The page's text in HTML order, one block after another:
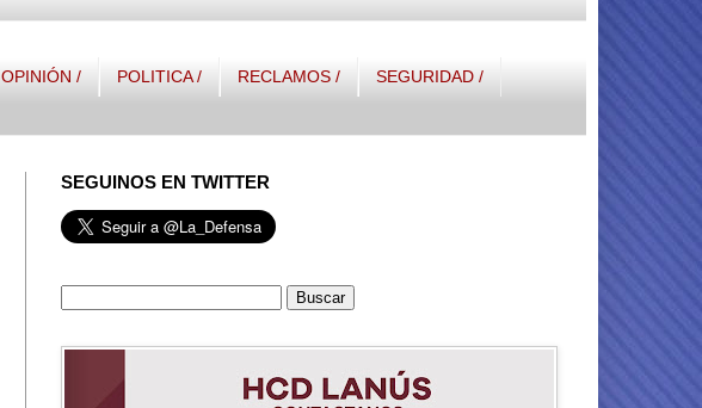
OPINIÓN / POLITICA / RECLAMOS / SEGURIDAD /
SEGUINOS EN TWITTER